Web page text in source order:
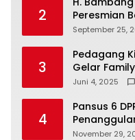
2
Peresmian
Wadah
September 25,
3
Pedagang
Gelar
Silaturahmi
Juni 4, 2025
4
Pansus 6
November 29,